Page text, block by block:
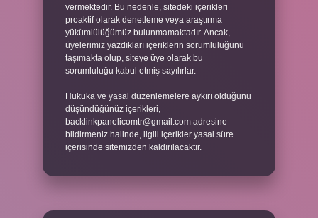
vermektedir. Bu nedenle, sitedeki içerikleri
proaktif olarak denetleme veya araştırma
yükümlülüğümüz bulunmamaktadır. Ancak,
üyelerimiz yazdıkları içeriklerin sorumluluğunu
taşımakta olup, siteye üye olarak bu
sorumluluğu kabul etmiş sayılırlar.
Hukuka ve yasal düzenlemelere aykırı olduğunu
düşündüğünüz içerikleri,
backlinkpanelicomtr@gmail.com adresine
bildirmeniz halinde, ilgili içerikler yasal süre
içerisinde sitemizden kaldırılacaktır.